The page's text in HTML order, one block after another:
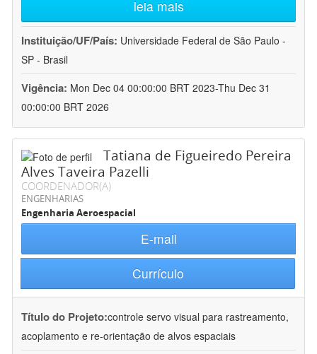
leia mais
Instituição/UF/País: Universidade Federal de São Paulo -
SP - Brasil
Vigência: Mon Dec 04 00:00:00 BRT 2023-Thu Dec 31
00:00:00 BRT 2026
Tatiana de Figueiredo Pereira
Alves Taveira Pazelli
COORDENADOR(A)
ENGENHARIAS
Engenharia Aeroespacial
E-mail
Currículo
Título do Projeto:controle servo visual para rastreamento,
acoplamento e re-orientação de alvos espaciais